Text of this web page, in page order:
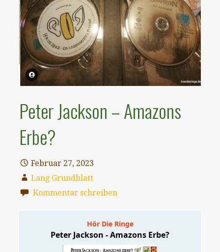
Peter Jackson – Amazons
Erbe?
Februar 27, 2023
Lang Grundblatt
Kommentar schreiben